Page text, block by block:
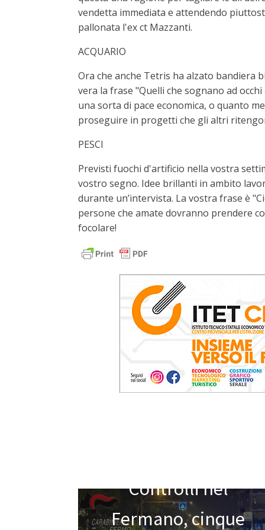
vendetta immediata e attendendo
pallonata l'ex ct Mazzanti.
ACQUARIO
Ora che anche Tetris ha alzato bandiera
vera la frase "Quelli che sognano ad
una sorta di pace economica, o quanto
proseguire in progetti che gli altri
PESCI
Previsti fuochi d'artificio nella vostra
vostro segno. Idee brillanti in ambito
durante un’intervista. La vostra frase è
persone che amate dovranno prendere
focolare!
Controlli nel
Fermano, cinque